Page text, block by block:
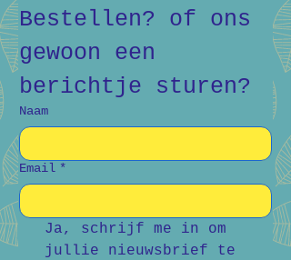
Bestellen? of ons
gewoon een
berichtje sturen?
Naam
Email *
Ja, schrijf me in om
jullie nieuwsbrief te